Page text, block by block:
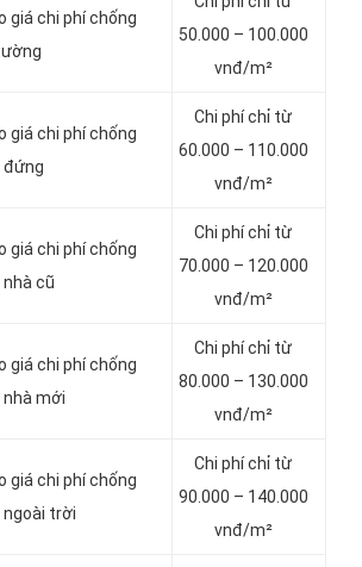
giá chi phí chống
50.000 – 100.000
vnđ/m²
giá chi phí chống
Chi phí chỉ từ
60.000 – 110.000
vnđ/m²
giá chi phí chống
cũ
Chi phí chỉ từ
70.000 – 120.000
vnđ/m²
giá chi phí chống
mới
Chi phí chỉ từ
80.000 – 130.000
vnđ/m²
giá chi phí chống
trời
Chi phí chỉ từ
90.000 – 140.000
vnđ/m²